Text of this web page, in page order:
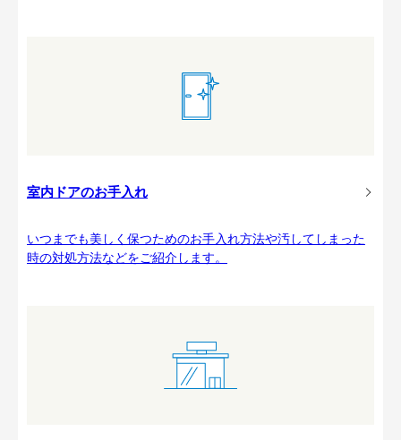
室内ドアのお手入れ
いつまでも美しく保つためのお手入れ方法や汚してしまった
時の対処方法などをご紹介します。